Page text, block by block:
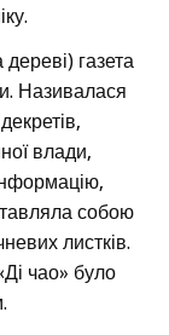
газета
Називалася
влади,
собою
листків.
чао» було